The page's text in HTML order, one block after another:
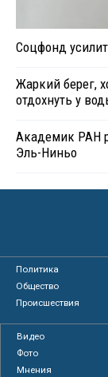
Соцфонд
Жаркий берег,
отдохнуть у
Академик РАН
Эль-Ниньо
Политика
Общество
Происшествия
Видео
Фото
Мнения